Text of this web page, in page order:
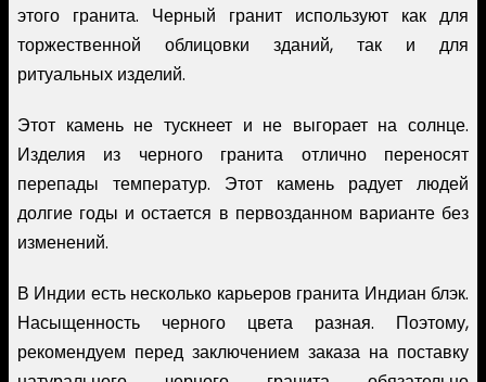
этого гранита. Черный гранит используют как для
торжественной облицовки зданий, так и для
ритуальных изделий.
Этот камень не тускнеет и не выгорает на солнце.
Изделия из черного гранита отлично переносят
перепады температур. Этот камень радует людей
долгие годы и остается в первозданном варианте без
изменений.
В Индии есть несколько карьеров гранита Индиан блэк.
Насыщенность черного цвета разная. Поэтому,
рекомендуем перед заключением заказа на поставку